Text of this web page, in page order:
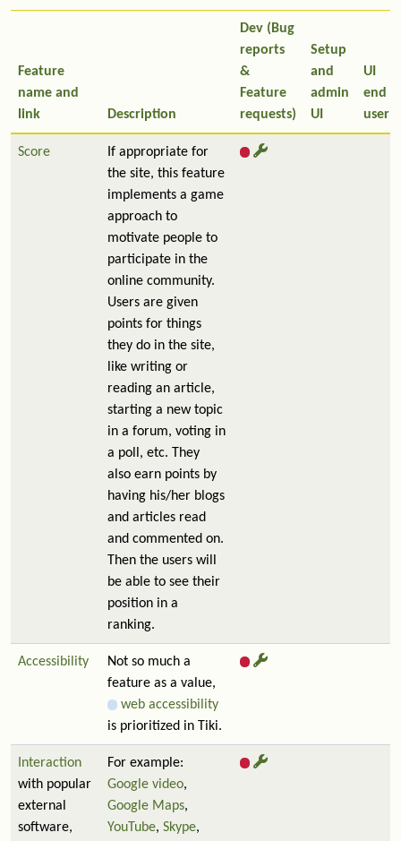
Feature
name and
link
Description
Dev (Bug
reports
&
Feature
requests)
Setup
and
admin
UI
UI
end
user
Score
If appropriate for
the site, this feature
implements a game
approach to
motivate people to
participate in the
online community.
Users are given
points for things
they do in the site,
like writing or
reading an article,
starting a new topic
in a forum, voting in
a poll, etc. They
also earn points by
having his/her blogs
and articles read
and commented on.
Then the users will
be able to see their
position in a
ranking.
Accessibility
Not so much a
feature as a value,
web accessibility
is prioritized in Tiki.
Interaction
with popular
external
software,
For example:
Google video,
Google Maps,
YouTube, Skype,